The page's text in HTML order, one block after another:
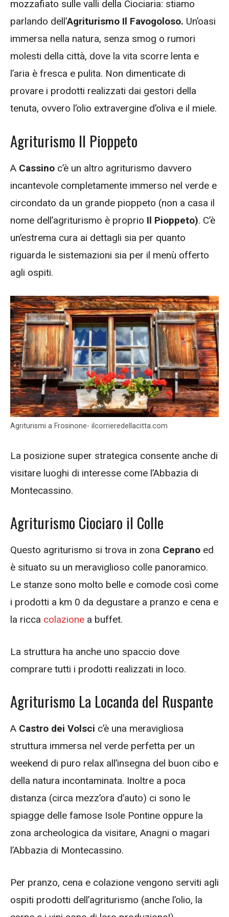
mozzafiato sulle valli della Ciociaria: stiamo
parlando dell’Agriturismo Il Favogoloso. Un’oasi
immersa nella natura, senza smog o rumori
molesti della città, dove la vita scorre lenta e
l’aria è fresca e pulita. Non dimenticate di
provare i prodotti realizzati dai gestori della
tenuta, ovvero l’olio extravergine d’oliva e il miele.
Agriturismo Il Pioppeto
A Cassino c’è un altro agriturismo davvero
incantevole completamente immerso nel verde e
circondato da un grande pioppeto (non a casa il
nome dell’agriturismo è proprio Il Pioppeto). C’è
un’estrema cura ai dettagli sia per quanto
riguarda le sistemazioni sia per il menù offerto
agli ospiti.
Agriturismi a Frosinone- ilcorrieredellacitta.com
La posizione super strategica consente anche di
visitare luoghi di interesse come l’Abbazia di
Montecassino.
Agriturismo Ciociaro il Colle
Questo agriturismo si trova in zona Ceprano ed
è situato su un meraviglioso colle panoramico.
Le stanze sono molto belle e comode così come
i prodotti a km 0 da degustare a pranzo e cena e
la ricca colazione a buffet.
La struttura ha anche uno spaccio dove
comprare tutti i prodotti realizzati in loco.
Agriturismo La Locanda del Ruspante
A Castro dei Volsci c’è una meravigliosa
struttura immersa nel verde perfetta per un
weekend di puro relax all’insegna del buon cibo e
della natura incontaminata. Inoltre a poca
distanza (circa mezz’ora d’auto) ci sono le
spiagge delle famose Isole Pontine oppure la
zona archeologica da visitare, Anagni o magari
l’Abbazia di Montecassino.
Per pranzo, cena e colazione vengono serviti agli
ospiti prodotti dell’agriturismo (anche l’olio, la